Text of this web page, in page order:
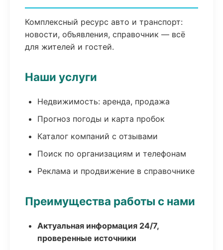
Комплексный ресурс авто и транспорт:
новости, объявления, справочник — всё
для жителей и гостей.
Наши услуги
Недвижимость: аренда, продажа
Прогноз погоды и карта пробок
Каталог компаний с отзывами
Поиск по организациям и телефонам
Реклама и продвижение в справочнике
Преимущества работы с нами
Актуальная информация 24/7,
проверенные источники